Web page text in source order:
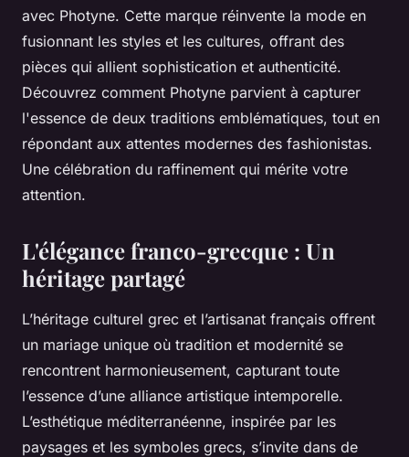
avec Photyne. Cette marque réinvente la mode en
fusionnant les styles et les cultures, offrant des
pièces qui allient sophistication et authenticité.
Découvrez comment Photyne parvient à capturer
l'essence de deux traditions emblématiques, tout en
répondant aux attentes modernes des fashionistas.
Une célébration du raffinement qui mérite votre
attention.
L'élégance franco-grecque : Un
héritage partagé
L’héritage culturel grec et l’artisanat français offrent
un mariage unique où tradition et modernité se
rencontrent harmonieusement, capturant toute
l’essence d’une alliance artistique intemporelle.
L’esthétique méditerranéenne, inspirée par les
paysages et les symboles grecs, s’invite dans de